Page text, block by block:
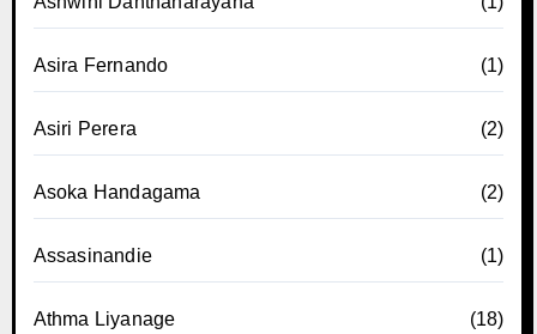
Asira Fernando (1)
Asiri Perera (2)
Asoka Handagama (2)
Assasinandie (1)
Athma Liyanage (18)